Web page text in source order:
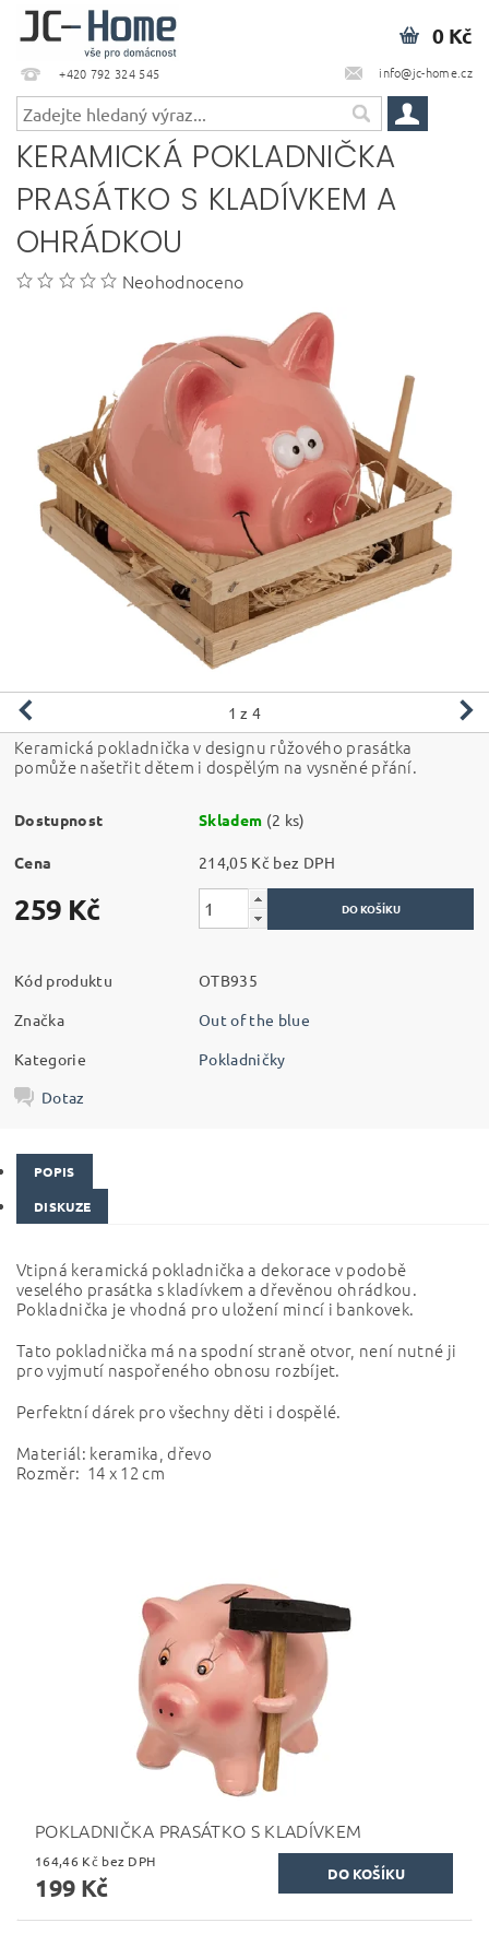
+420 792 324 545 info@jc-home.cz
0 Kč
KERAMICKÁ POKLADNIČKA
PRASÁTKO S KLADÍVKEM A
OHRÁDKOU
Neohodnoceno
1 z 4
Keramická pokladnička v designu růžového prasátka
pomůže našetřit dětem i dospělým na vysněné přání.
Dostupnost Skladem (2 ks)
Cena 214,05 Kč bez DPH
259 Kč
Kód produktu
OTB935
Značka
Out of the blue
Kategorie
Pokladničky
Dotaz
POPIS
DISKUZE
Vtipná keramická pokladnička a dekorace v podobě
veselého prasátka s kladívkem a dřevěnou ohrádkou.
Pokladnička je vhodná pro uložení mincí i bankovek.
Tato pokladnička má na spodní straně otvor, není nutné ji
pro vyjmutí naspořeného obnosu rozbíjet.
Perfektní dárek pro všechny děti i dospělé.
Materiál: keramika, dřevo
Rozměr: 14 x 12 cm
POKLADNIČKA PRASÁTKO S KLADÍVKEM
164,46 Kč bez DPH
199 Kč